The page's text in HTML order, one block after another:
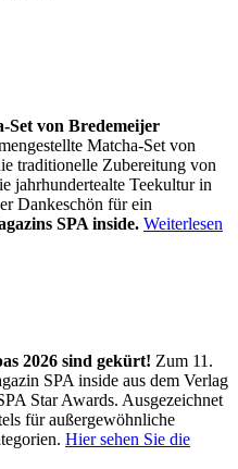
Set von Bredemeijer
Matcha-Set von
traditionelle Zubereitung von
jahrhundertealte Teekultur in
Dankeschön für ein
SPA inside. Weiterlesen
2026 sind gekürt! Zum 11.
SPA inside aus dem Verlag
Star Awards. Ausgezeichnet
für außergewöhnliche
Hier sehen Sie die